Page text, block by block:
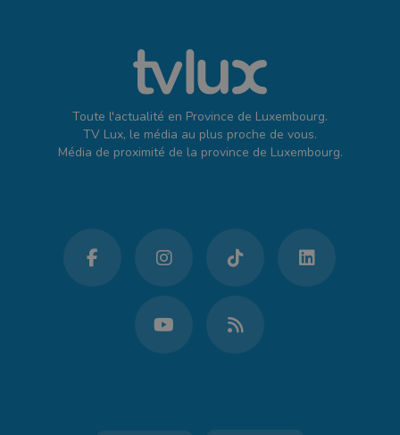
Toute l'actualité en Province de Luxembourg.
TV Lux, le média au plus proche de vous.
Média de proximité de la province de Luxembourg.